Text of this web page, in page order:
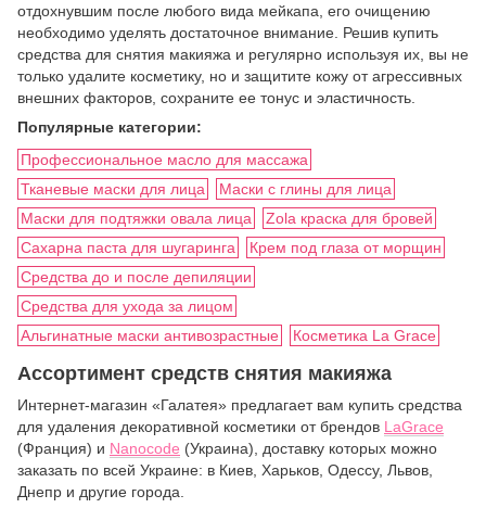
отдохнувшим после любого вида мейкапа, его очищению
необходимо уделять достаточное внимание. Решив купить
средства для снятия макияжа и регулярно используя их, вы не
только удалите косметику, но и защитите кожу от агрессивных
внешних факторов, сохраните ее тонус и эластичность.
Популярные категории:
Профессиональное масло для массажа
Тканевые маски для лица
Маски с глины для лица
Маски для подтяжки овала лица
Zola краска для бровей
Сахарна паста для шугаринга
Крем под глаза от морщин
Средства до и после депиляции
Средства для ухода за лицом
Альгинатные маски антивозрастные
Косметика La Grace
Ассортимент средств снятия макияжа
Интернет-магазин «Галатея» предлагает вам купить средства
для удаления декоративной косметики от брендов LaGrace
(Франция) и Nanocode (Украина), доставку которых можно
заказать по всей Украине: в Киев, Харьков, Одессу, Львов,
Днепр и другие города.